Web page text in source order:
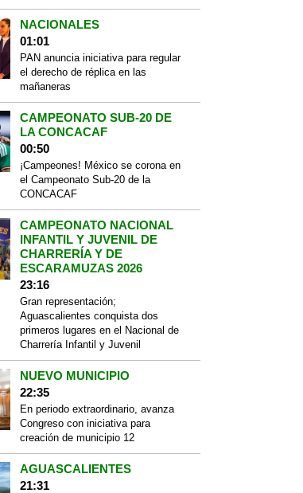
NACIONALES
01:01
PAN anuncia iniciativa para regular
el derecho de réplica en las
mañaneras
CAMPEONATO SUB-20 DE
LA CONCACAF
00:50
¡Campeones! México se corona en
el Campeonato Sub-20 de la
CONCACAF
CAMPEONATO NACIONAL
INFANTIL Y JUVENIL DE
CHARRERÍA Y DE
ESCARAMUZAS 2026
23:16
Gran representación;
Aguascalientes conquista dos
primeros lugares en el Nacional de
Charrería Infantil y Juvenil
NUEVO MUNICIPIO
22:35
En periodo extraordinario, avanza
Congreso con iniciativa para
creación de municipio 12
AGUASCALIENTES
21:31